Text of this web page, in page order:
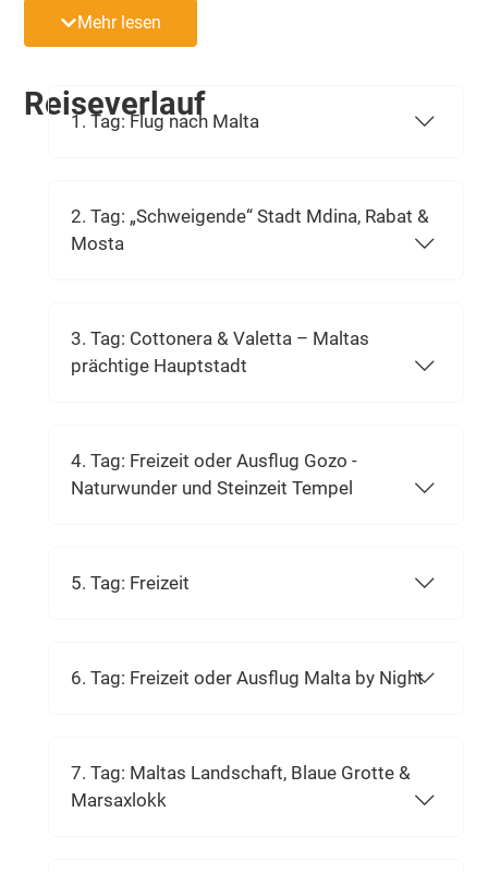
Einflüsse spiegeln sich nicht nur in der Sprache, sondern
auch in den architektonischen Meisterwerken und
Urlaubszentren, Valletta als UNESCO-Welterbe und
traumhafte, sonnenverwöhnte Buchten. Diese Reise ist
Mehr lesen
Reiseverlauf
1. Tag: Flug nach Malta
2. Tag: „Schweigende“ Stadt Mdina, Rabat &
Mosta
3. Tag: Cottonera & Valetta – Maltas
prächtige Hauptstadt
4. Tag: Freizeit oder Ausflug Gozo -
Naturwunder und Steinzeit Tempel
5. Tag: Freizeit
6. Tag: Freizeit oder Ausflug Malta by Night
7. Tag: Maltas Landschaft, Blaue Grotte &
Marsaxlokk